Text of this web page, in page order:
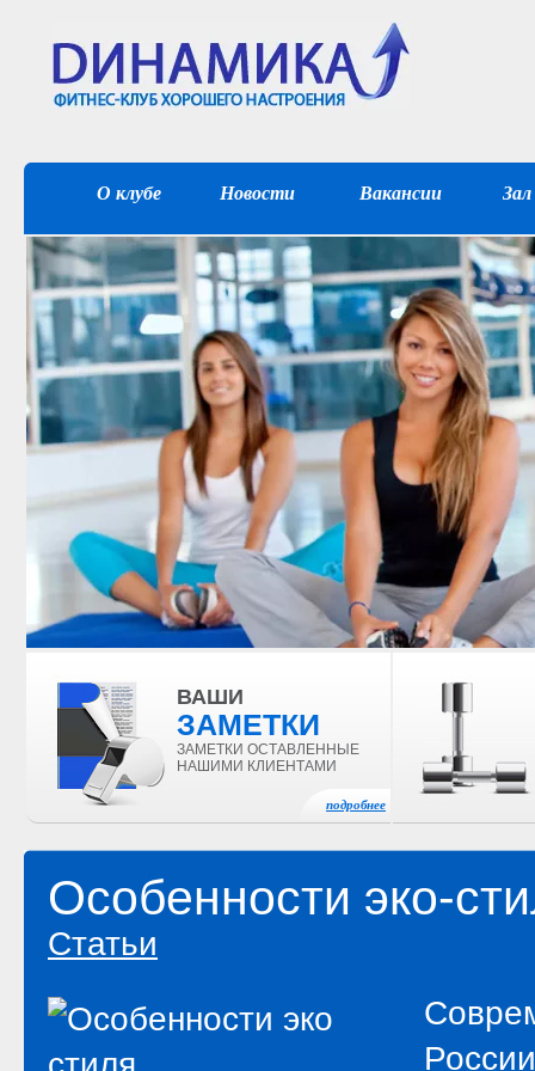
О клубе Новости Вакансии
ВАШИ
ЗАМЕТКИ
ЗАМЕТКИ ОСТАВЛЕННЫЕ
НАШИМИ КЛИЕНТАМИ
подробнее
Особенности эко-
Статьи